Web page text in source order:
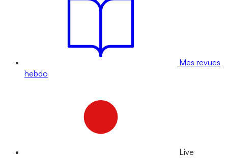
Mes revues
hebdo
Live